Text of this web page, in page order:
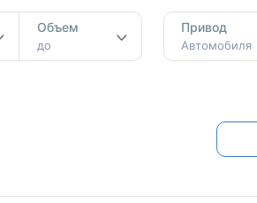
Suzuki
Объем
до
Привод
Автомобиля